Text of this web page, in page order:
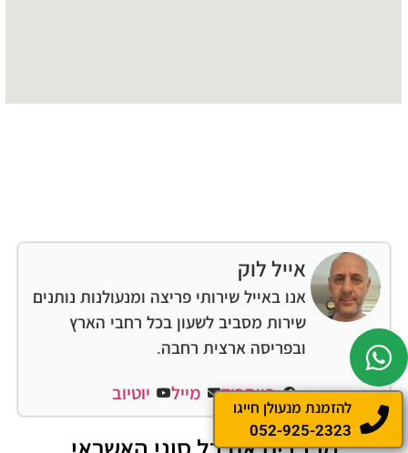
אייל לוק
אנו באייל שירותי פריצה ומנעולנות נותנים
שירות מסביב לשעון בכל רחבי הארץ
ובפריסה ארצית רחבה.
פייסבוק מייל יוטיוב
להזמנת מנעולן חייגו
052-925-2323